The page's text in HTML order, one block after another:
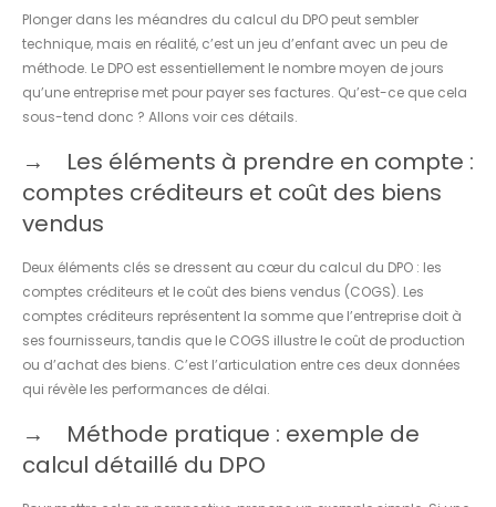
Plonger dans les méandres du calcul du DPO peut sembler
technique, mais en réalité, c’est un jeu d’enfant avec un peu de
méthode. Le DPO est essentiellement le nombre moyen de jours
qu’une entreprise met pour payer ses factures. Qu’est-ce que cela
sous-tend donc ? Allons voir ces détails.
Les éléments à prendre en compte :
comptes créditeurs et coût des biens
vendus
Deux éléments clés se dressent au cœur du calcul du DPO : les
comptes créditeurs et le coût des biens vendus (COGS). Les
comptes créditeurs représentent la somme que l’entreprise doit à
ses fournisseurs, tandis que le COGS illustre le coût de production
ou d’achat des biens. C’est l’articulation entre ces deux données
qui révèle les performances de délai.
Méthode pratique : exemple de
calcul détaillé du DPO